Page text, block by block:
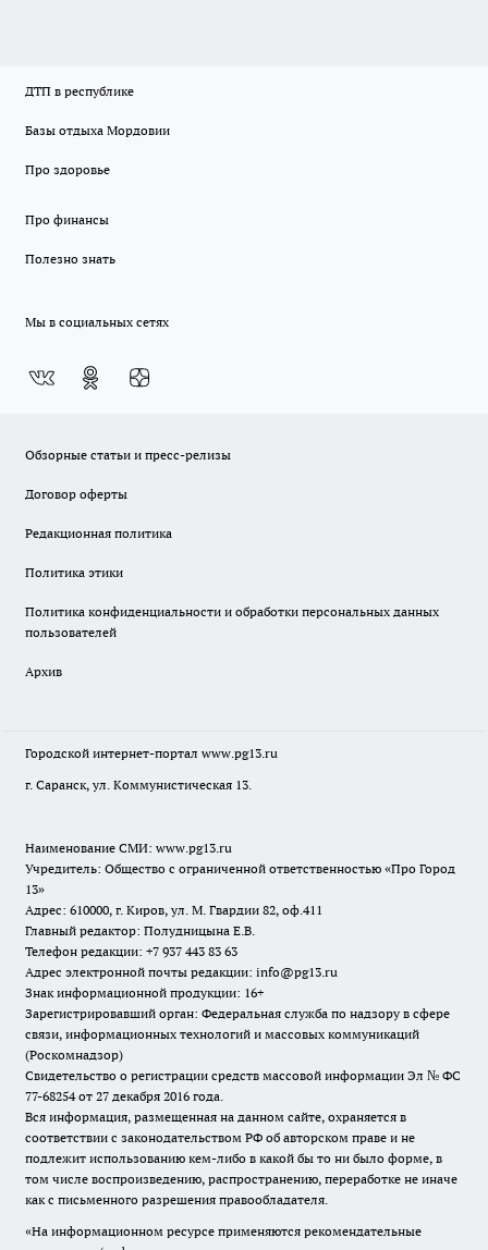
ДТП в республике
Базы отдыха Мордовии
Про здоровье
Про финансы
Полезно знать
Мы в социальных сетях
Обзорные статьи и пресс-релизы
Договор оферты
Редакционная политика
Политика этики
Политика конфиденциальности и обработки персональных данных
пользователей
Архив
Городской интернет-портал www.pg13.ru
г. Саранск, ул. Коммунистическая 13.
Наименование СМИ: www.pg13.ru
Учредитель: Общество с ограниченной ответственностью «Про Город
13»
Адрес: 610000, г. Киров, ул. М. Гвардии 82, оф.411
Главный редактор: Полудницына Е.В.
Телефон редакции: +7 937 443 83 63
Адрес электронной почты редакции: info@pg13.ru
Знак информационной продукции: 16+
Зарегистрировавший орган: Федеральная служба по надзору в сфере
связи, информационных технологий и массовых коммуникаций
(Роскомнадзор)
Свидетельство о регистрации средств массовой информации Эл № ФС
77-68254 от 27 декабря 2016 года.
Вся информация, размещенная на данном сайте, охраняется в
соответствии с законодательством РФ об авторском праве и не
подлежит использованию кем-либо в какой бы то ни было форме, в
том числе воспроизведению, распространению, переработке не иначе
как с письменного разрешения правообладателя.
«На информационном ресурсе применяются рекомендательные